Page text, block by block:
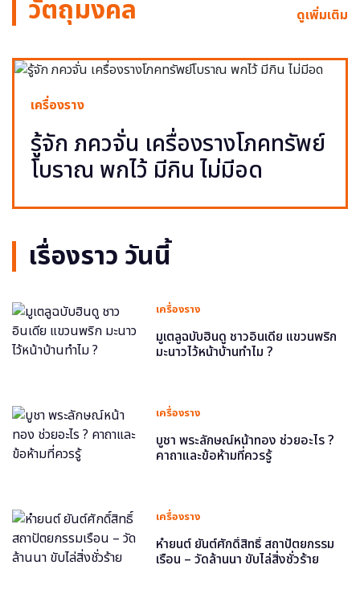
วัตถุมงคล ดูเพิ่มเติม
เครื่องราง
รู้จัก ภควจั่น เครื่องรางโภคทรัพย์
โบราณ พกไว้ มีกิน ไม่มีอด
เรื่องราว วันนี้
เครื่องราง
มูเตลูฉบับฮินดู ชาวอินเดีย แขวนพริก
มะนาวไว้หน้าบ้านทำไม ?
เครื่องราง
บูชา พระลักษณ์หน้าทอง ช่วยอะไร ?
คาถาและข้อห้ามที่ควรรู้
เครื่องราง
หำยนต์ ยันต์ศักดิ์สิทธิ์ สถาปัตยกรรม
เรือน – วัดล้านนา ขับไล่สิ่งชั่วร้าย